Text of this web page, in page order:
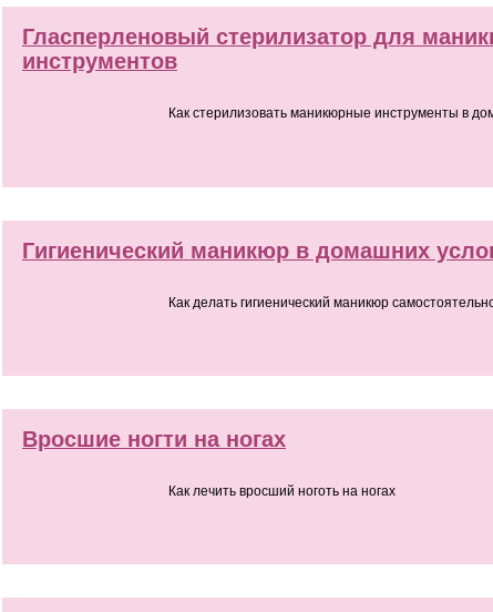
Гласперленовый стерилизатор для
инструментов
Как стерилизовать маникюрные инструменты в
Гигиенический маникюр в домашних
Как делать гигиенический маникюр
Вросшие ногти на ногах
Как лечить вросший ноготь на ногах